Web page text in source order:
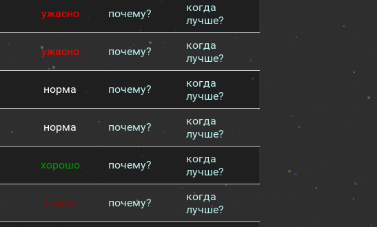
ужасно почему?
когда
лучше?
ужасно почему?
когда
лучше?
норма почему?
когда
лучше?
норма почему?
когда
лучше?
хорошо почему?
когда
лучше?
плохо почему?
когда
лучше?